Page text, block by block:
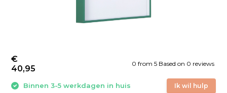
0 from 5 Based on 0 reviews
Ik wil hulp
€
40,95
Binnen 3-5 werkdagen in huis